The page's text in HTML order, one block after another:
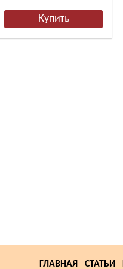
ГЛАВНАЯ СТАТЬИ